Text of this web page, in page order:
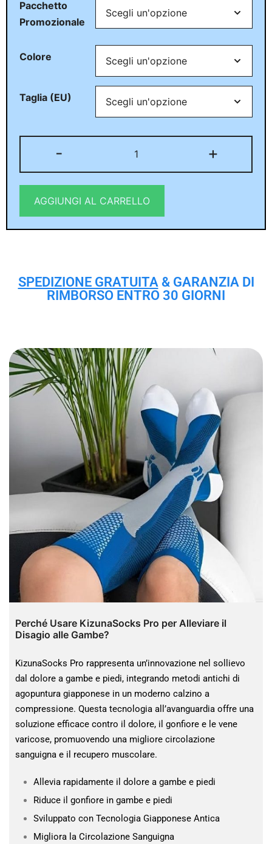
Pacchetto
Promozionale
Colore
Taglia (EU)
- +
AGGIUNGI AL CARRELLO
SPEDIZIONE GRATUITA& GARANZIA DI
RIMBORSO ENTRO 30 GIORNI
Perché Usare KizunaSocks Pro per Alleviare il
Disagio alle Gambe?
KizunaSocks Pro rappresenta un’innovazione nel sollievo
dal dolore a gambe e piedi, integrando metodi antichi di
agopuntura giapponese in un moderno calzino a
compressione. Questa tecnologia all’avanguardia offre una
soluzione efficace contro il dolore, il gonfiore e le vene
varicose, promuovendo una migliore circolazione
sanguigna e il recupero muscolare.
Allevia rapidamente il dolore a gambe e piedi
Riduce il gonfiore in gambe e piedi
Sviluppato con Tecnologia Giapponese Antica
Migliora la Circolazione Sanguigna